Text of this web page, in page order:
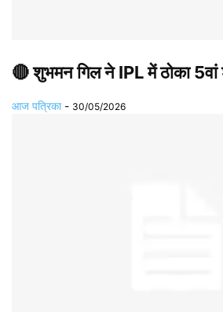
🔴 शुभमन गिल ने IPL में ठोका
आज पत्रिका - 30/05/2026